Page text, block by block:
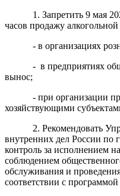
1. Запретить 9 мая
часов продажу
- в организациях
- в предприятиях
вынос;
- при организации
хозяйствующими
2. Рекомендовать
внутренних дел России по
контроль за исполнением
соблюдением
обслуживания и
соответствии с